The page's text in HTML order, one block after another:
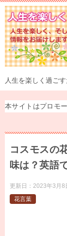
人生を楽しく過ご
本サイトはプロモ
コスモスの
味は？英語
更新日： 2023年3月8
花言葉